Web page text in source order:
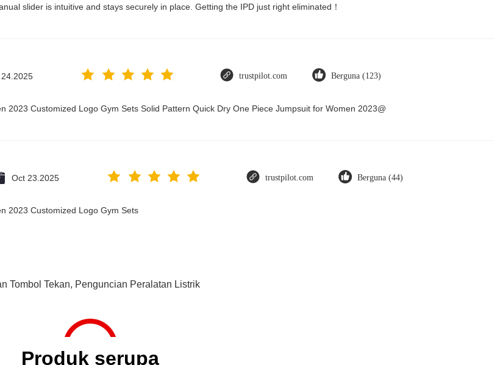
slider is intuitive and stays securely in place. Getting the IPD just right eliminated！
trustpilot.com Berguna (123)
2023 Customized Logo Gym Sets Solid Pattern Quick Dry One Piece Jumpsuit for Women 2023@
Oct 23.2025 trustpilot.com Berguna (44)
2023 Customized Logo Gym Sets
Tombol Tekan, Penguncian Peralatan Listrik
Produk serupa